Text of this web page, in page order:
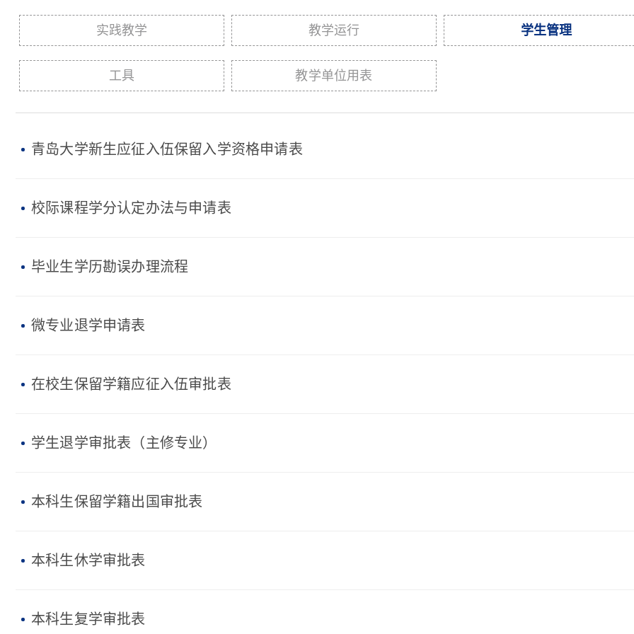
实践教学 教学运行 学生管理
工具 教学单位用表
青岛大学新生应征入伍保留入学资格申请表
校际课程学分认定办法与申请表
毕业生学历勘误办理流程
微专业退学申请表
在校生保留学籍应征入伍审批表
学生退学审批表（主修专业）
本科生保留学籍出国审批表
本科生休学审批表
本科生复学审批表